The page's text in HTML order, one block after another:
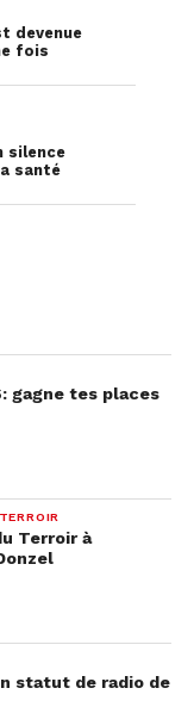
devenue
fois
silence
santé
gagne tes places
Terroir à
statut de radio de